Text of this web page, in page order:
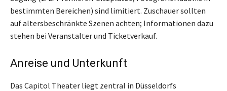
bestimmten Bereichen) sind limitiert. Zuschauer sollten
auf altersbeschränkte Szenen achten; Informationen dazu
stehen bei Veranstalter und Ticketverkauf.
Anreise und Unterkunft
Das Capitol Theater liegt zentral in Düsseldorfs